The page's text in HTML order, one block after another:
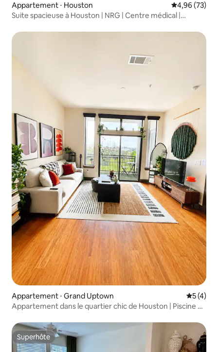
Appartement ⋅ Houston Évaluation
4,96 (73)
Suite spacieuse à Houston | NRG | Centre médical |
Appartement ⋅ Grand Uptown
5 (4)
Appartement dans le quartier chic de Houston | Piscine et
Superhôte
Superhôte